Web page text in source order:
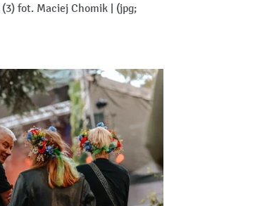
fot. Maciej Chomik | (jpg;